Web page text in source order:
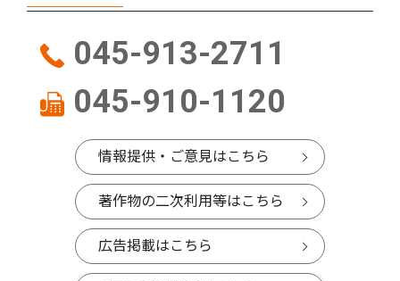
045-913-2711
045-910-1120
情報提供・ご意見はこちら
著作物の二次利用等はこちら
広告掲載はこちら